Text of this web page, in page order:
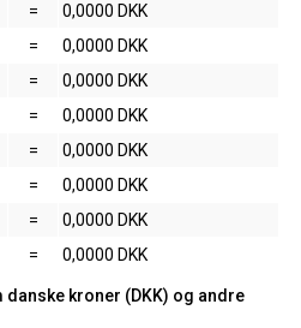
=
0,0000 DKK
=
0,0000 DKK
=
0,0000 DKK
=
0,0000 DKK
=
0,0000 DKK
=
0,0000 DKK
=
0,0000 DKK
= 0,0000 DKK
kroner (DKK) og andre